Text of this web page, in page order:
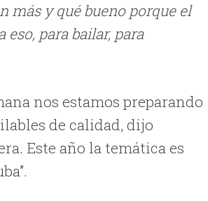
más y qué bueno porque el
eso, para bailar, para
nos estamos preparando
de calidad, dijo
Este año la temática es